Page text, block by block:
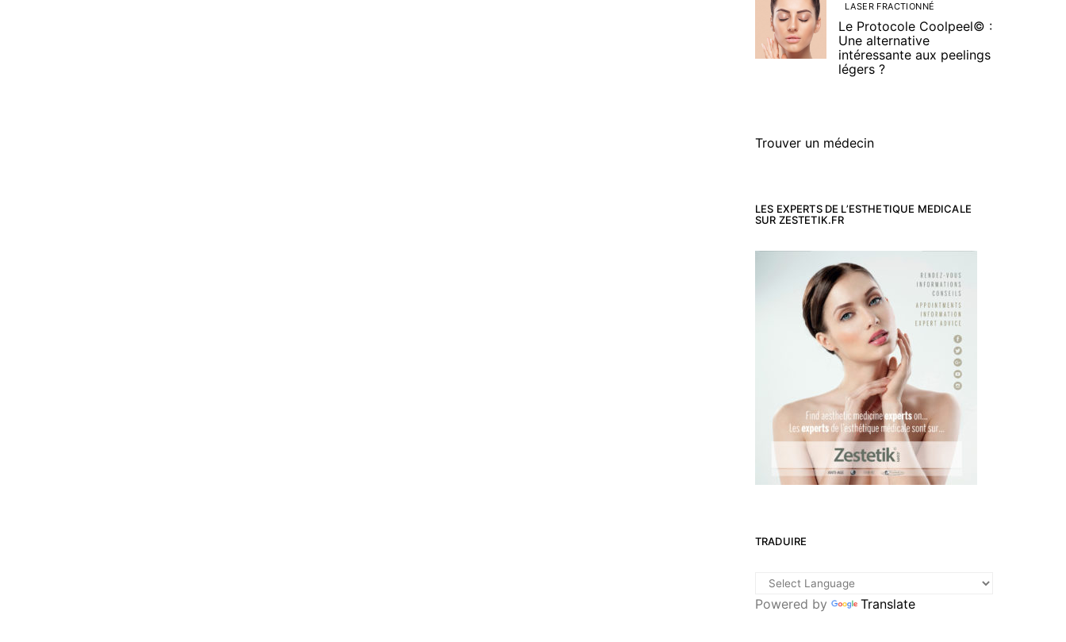
LASER FRACTIONNÉ
Le Protocole Coolpeel© :
Une alternative
intéressante aux peelings
légers ?
Trouver un médecin
LES EXPERTS DE L’ESTHETIQUE MEDICALE
SUR ZESTETIK.FR
TRADUIRE
Powered by Translate